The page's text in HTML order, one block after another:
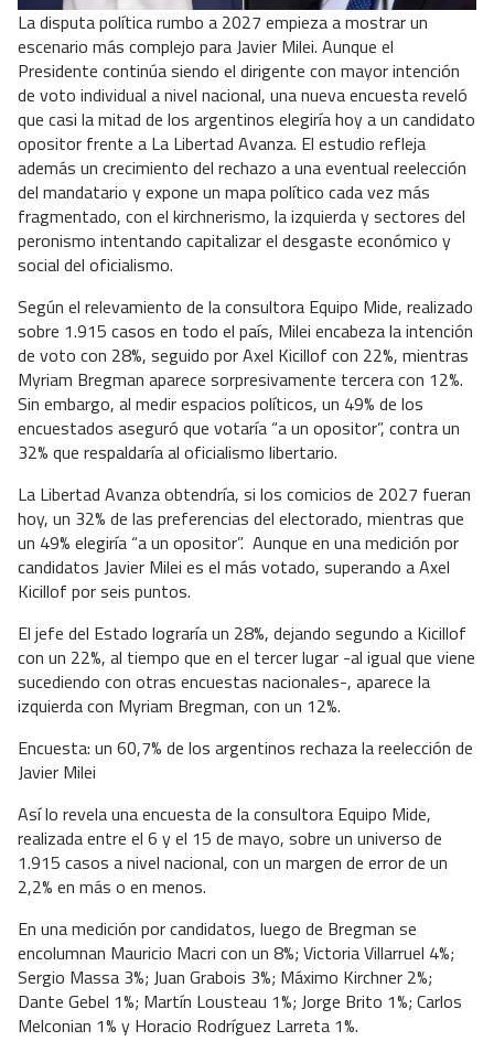
La disputa política rumbo a 2027 empieza a mostrar un
escenario más complejo para Javier Milei. Aunque el
Presidente continúa siendo el dirigente con mayor intención
de voto individual a nivel nacional, una nueva encuesta reveló
que casi la mitad de los argentinos elegiría hoy a un candidato
opositor frente a La Libertad Avanza. El estudio refleja
además un crecimiento del rechazo a una eventual reelección
del mandatario y expone un mapa político cada vez más
fragmentado, con el kirchnerismo, la izquierda y sectores del
peronismo intentando capitalizar el desgaste económico y
social del oficialismo.
Según el relevamiento de la consultora Equipo Mide, realizado
sobre 1.915 casos en todo el país, Milei encabeza la intención
de voto con 28%, seguido por Axel Kicillof con 22%, mientras
Myriam Bregman aparece sorpresivamente tercera con 12%.
Sin embargo, al medir espacios políticos, un 49% de los
encuestados aseguró que votaría “a un opositor”, contra un
32% que respaldaría al oficialismo libertario.
La Libertad Avanza obtendría, si los comicios de 2027 fueran
hoy, un 32% de las preferencias del electorado, mientras que
un 49% elegiría “a un opositor”. Aunque en una medición por
candidatos Javier Milei es el más votado, superando a Axel
Kicillof por seis puntos.
El jefe del Estado lograría un 28%, dejando segundo a Kicillof
con un 22%, al tiempo que en el tercer lugar -al igual que viene
sucediendo con otras encuestas nacionales-, aparece la
izquierda con Myriam Bregman, con un 12%.
Encuesta: un 60,7% de los argentinos rechaza la reelección de
Javier Milei
Así lo revela una encuesta de la consultora Equipo Mide,
realizada entre el 6 y el 15 de mayo, sobre un universo de
1.915 casos a nivel nacional, con un margen de error de un
2,2% en más o en menos.
En una medición por candidatos, luego de Bregman se
encolumnan Mauricio Macri con un 8%; Victoria Villarruel 4%;
Sergio Massa 3%; Juan Grabois 3%; Máximo Kirchner 2%;
Dante Gebel 1%; Martín Lousteau 1%; Jorge Brito 1%; Carlos
Melconian 1% y Horacio Rodríguez Larreta 1%.